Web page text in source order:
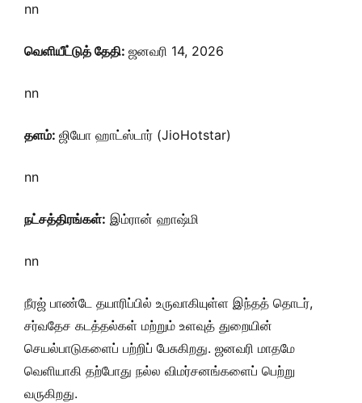
nn
வெளியீட்டுத் தேதி: ஜனவரி 14, 2026
nn
தளம்: ஜியோ ஹாட்ஸ்டார் (JioHotstar)
nn
நட்சத்திரங்கள்: இம்ரான் ஹாஷ்மி
nn
நீரஜ் பாண்டே தயாரிப்பில் உருவாகியுள்ள இந்தத் தொடர்,
சர்வதேச கடத்தல்கள் மற்றும் உளவுத் துறையின்
செயல்பாடுகளைப் பற்றிப் பேசுகிறது. ஜனவரி மாதமே
வெளியாகி தற்போது நல்ல விமர்சனங்களைப் பெற்று
வருகிறது.